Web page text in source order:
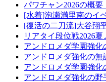
パワチャン2026の概要
[水着]泡瀬満里南のイ
[復活の二刀流]大谷翔
リアタイ段位戦2026
アンドロメダ学園強化
アンドロメダ強化の
アンドロメダ学園強化
アンドロメダ強化の野